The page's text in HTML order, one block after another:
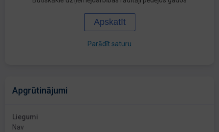
Apskatīt
Parādīt saturu
Apgrūtinājumi
Liegumi
Nav